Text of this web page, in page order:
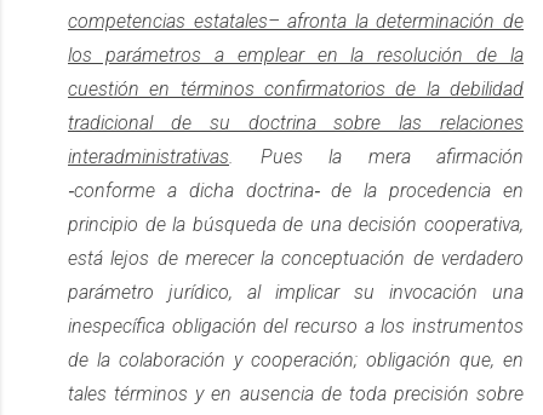
competencias estatales– afronta la determinación de
los parámetros a emplear en la resolución de la
cuestión en términos confirmatorios de la debilidad
tradicional de su doctrina sobre las relaciones
interadministrativas . Pues la mera afirmación
‐conforme a dicha doctrina‐ de la procedencia en
principio de la búsqueda de una decisión cooperativa,
está lejos de merecer la conceptuación de verdadero
parámetro jurídico, al implicar su invocación una
inespecífica obligación del recurso a los instrumentos
de la colaboración y cooperación; obligación que, en
tales términos y en ausencia de toda precisión sobre